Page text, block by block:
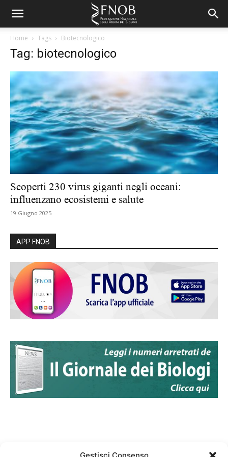
Home Tags Biotecnologico
Tag: biotecnologico
Scoperti 230 virus giganti negli oceani:
influenzano ecosistemi e salute
19 Giugno 2025
APP FNOB